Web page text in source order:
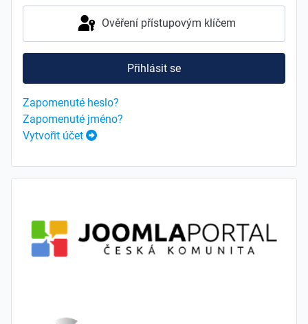
Ověření přístupovým klíčem
Přihlásit se
Zapomenuté heslo?
Zapomenuté jméno?
Vytvořit účet